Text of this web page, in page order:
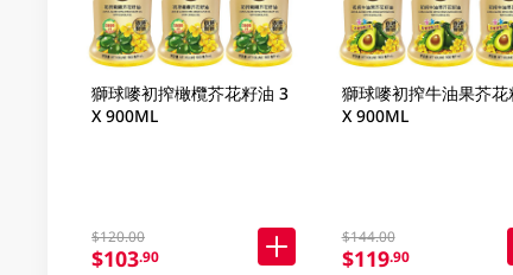
獅球嘜初搾橄欖芥花籽油 3
X 900ML
$120.00
$103.90
獅球嘜初搾牛油果芥花
X 900ML
$144.00
$119.90